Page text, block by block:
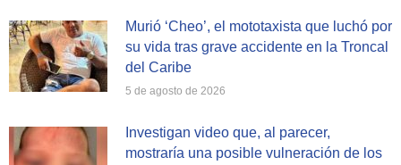
Murió ‘Cheo’, el mototaxista que luchó por
su vida tras grave accidente en la Troncal
del Caribe
5 de agosto de 2026
Investigan video que, al parecer,
mostraría una posible vulneración de los